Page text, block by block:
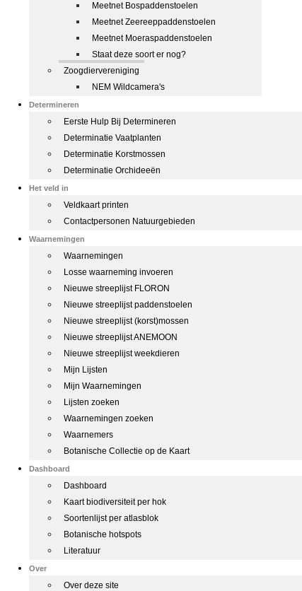
Meetnet Bospaddenstoelen
Meetnet Zeereeppaddenstoelen
Meetnet Moeraspaddenstoelen
Staat deze soort er nog?
Zoogdiervereniging
NEM Wildcamera's
Determineren
Eerste Hulp Bij Determineren
Determinatie Vaatplanten
Determinatie Korstmossen
Determinatie Orchideeën
Het veld in
Veldkaart printen
Contactpersonen Natuurgebieden
Waarnemingen
Waarnemingen
Losse waarneming invoeren
Nieuwe streeplijst FLORON
Nieuwe streeplijst paddenstoelen
Nieuwe streeplijst (korst)mossen
Nieuwe streeplijst ANEMOON
Nieuwe streeplijst weekdieren
Mijn Lijsten
Mijn Waarnemingen
Lijsten zoeken
Waarnemingen zoeken
Waarnemers
Botanische Collectie op de Kaart
Dashboard
Dashboard
Kaart biodiversiteit per hok
Soortenlijst per atlasblok
Botanische hotspots
Literatuur
Over
Over deze site